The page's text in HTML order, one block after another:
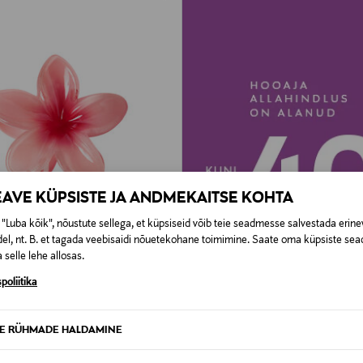
KÜPSISTE JA ANDMEKAITSE KOHTA
kõik", nõustute sellega, et küpsiseid võib teie seadmesse salvestada
nt. B. et tagada veebisaidi nõuetekohane toimimine. Saate oma küpsiste
selle lehe allosas.
RÜHMADE HALDAMINE
42%